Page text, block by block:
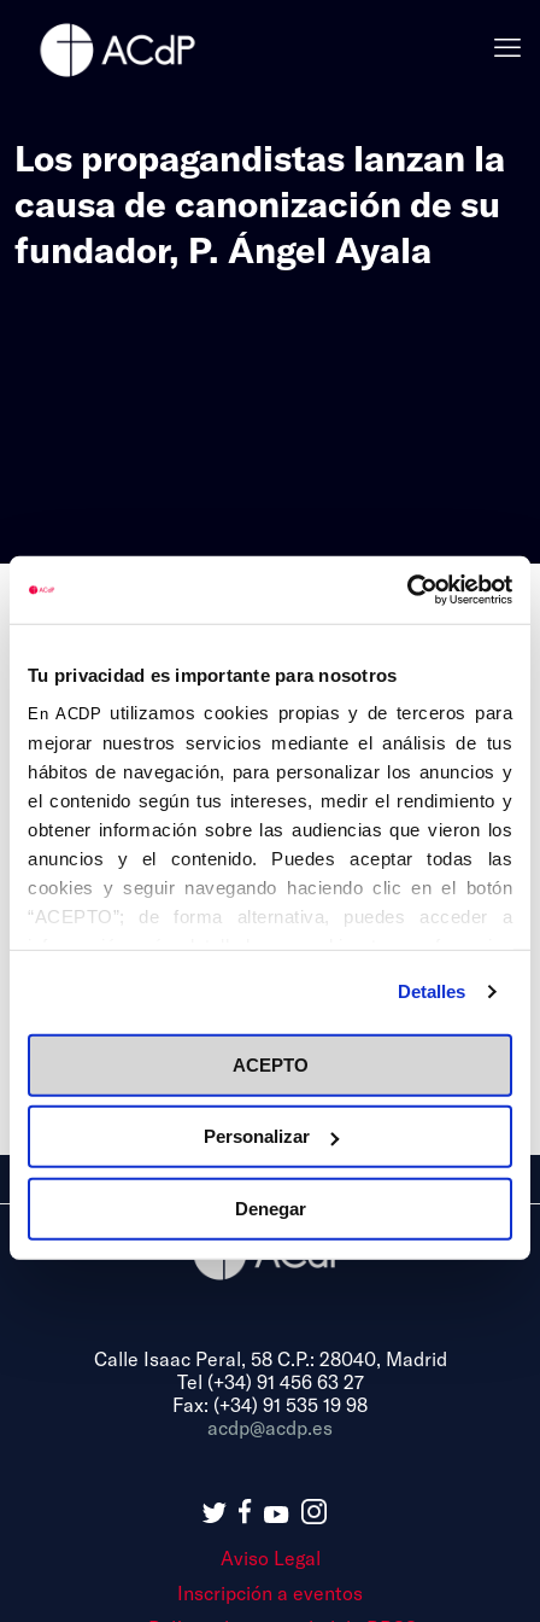
Tu privacidad es importante para nosotros
En ACDP utilizamos cookies propias y de terceros para
mejorar nuestros servicios mediante el análisis de tus
hábitos de navegación, para personalizar los anuncios y
el contenido según tus intereses, medir el rendimiento y
obtener información sobre las audiencias que vieron los
anuncios y el contenido. Puedes aceptar todas las
cookies y seguir navegando haciendo clic en el botón
“ACEPTO”; de forma alternativa, puedes acceder a
información más detallada y cambiar tus preferencias
en el botón "Personalizar". Para más información puedes
visitar nuestra Política de Cookies
Detalles
ACEPTO
Personalizar
Denegar
Los propagandistas lanzan la
causa de canonización de su
fundador, P. Ángel Ayala
Anterior Siguiente
Share
Calle Isaac Peral, 58 C.P.: 28040, Madrid
Tel (+34) 91 456 63 27
Fax: (+34) 91 535 19 98
acdp@acdp.es
Aviso Legal
Inscripción a eventos